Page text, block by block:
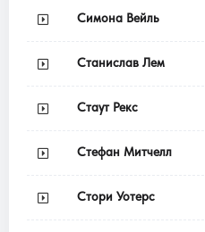
Симона Вейль
Станислав Лем
Стаут Рекс
Стефан Митчелл
Стори Уотерс